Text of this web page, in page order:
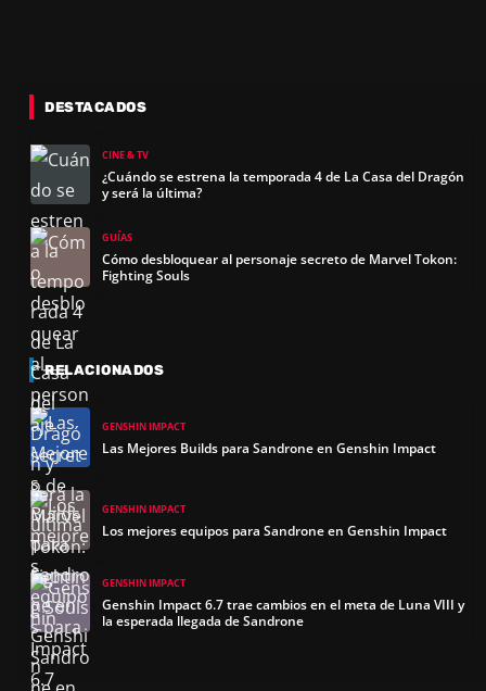
DESTACADOS
CINE & TV
¿Cuándo se estrena la temporada 4 de La Casa del Dragón
y será la última?
GUÍAS
Cómo desbloquear al personaje secreto de Marvel Tokon:
Fighting Souls
RELACIONADOS
GENSHIN IMPACT
Las Mejores Builds para Sandrone en Genshin Impact
GENSHIN IMPACT
Los mejores equipos para Sandrone en Genshin Impact
GENSHIN IMPACT
Genshin Impact 6.7 trae cambios en el meta de Luna VIII y
la esperada llegada de Sandrone